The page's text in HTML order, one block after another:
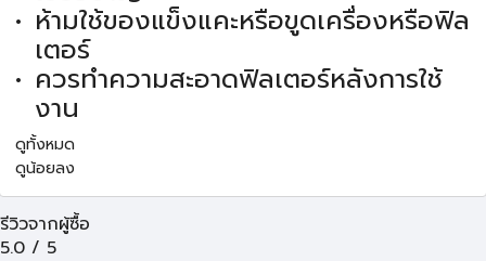
ห้ามใช้ของแข็งแคะหรือขูดเครื่องหรือฟิล
เตอร์
ควรทำความสะอาดฟิลเตอร์หลังการใช้
งาน
ดูทั้งหมด
ดูน้อยลง
รีวิวจากผู้ซื้อ
5.0 / 5